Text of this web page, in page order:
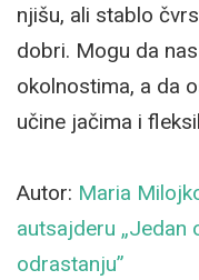
njišu, ali stablo
dobri. Mogu da
okolnostima, a da
učine jačima i
Autor: Maria
autsajderu „Jedan
odrastanju”